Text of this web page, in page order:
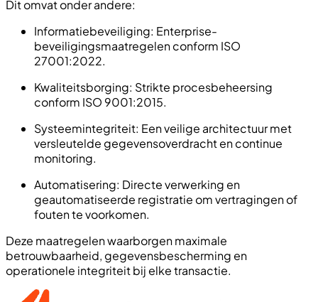
Dit omvat onder andere:
Informatiebeveiliging: Enterprise-
beveiligingsmaatregelen conform ISO
27001:2022.
Kwaliteitsborging: Strikte procesbeheersing
conform ISO 9001:2015.
Systeemintegriteit: Een veilige architectuur met
versleutelde gegevensoverdracht en continue
monitoring.
Automatisering: Directe verwerking en
geautomatiseerde registratie om vertragingen of
fouten te voorkomen.
Deze maatregelen waarborgen maximale
betrouwbaarheid, gegevensbescherming en
operationele integriteit bij elke transactie.